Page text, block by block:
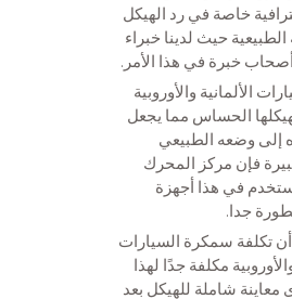
خاصة في رد الهيكل
الطبيعية حيث لدينا خبراء
خبرة في هذا الأمر.
الألمانية والأوروبية
الحساس مما يجعل
إلى وضعه الطبيعي
فإن مركز المحرك
في هذا أجهزة
جدا.
أن تكلفة سمكرة السيارات
مكلفة جدًا لهذا
معاينة شاملة للهيكل بعد